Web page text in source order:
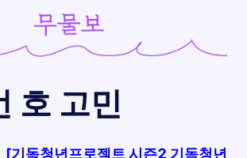
호 고민
[기독청년프로젝트 시즌2 기독청년